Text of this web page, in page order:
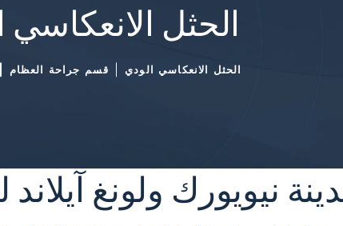
الحثل الانعكاسي
قسم جراحة العظام الحثل الانعكاسي الودي
نيويورك ولونغ